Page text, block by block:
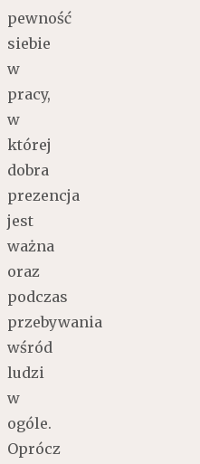
pewność
siebie
w
pracy,
w
której
dobra
prezencja
jest
ważna
oraz
podczas
przebywania
wśród
ludzi
w
ogóle.
Oprócz